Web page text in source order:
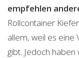
empfehlen
Rollcontainer
allem, weil es eine
gibt. Jedoch